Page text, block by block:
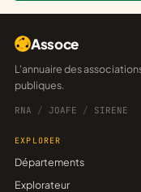
Assoce
L'annuaire des associations françaises, construit sur les données
publiques.
RNA / JOAFE / SIRENE
EXPLORER
Départements
Explorateur